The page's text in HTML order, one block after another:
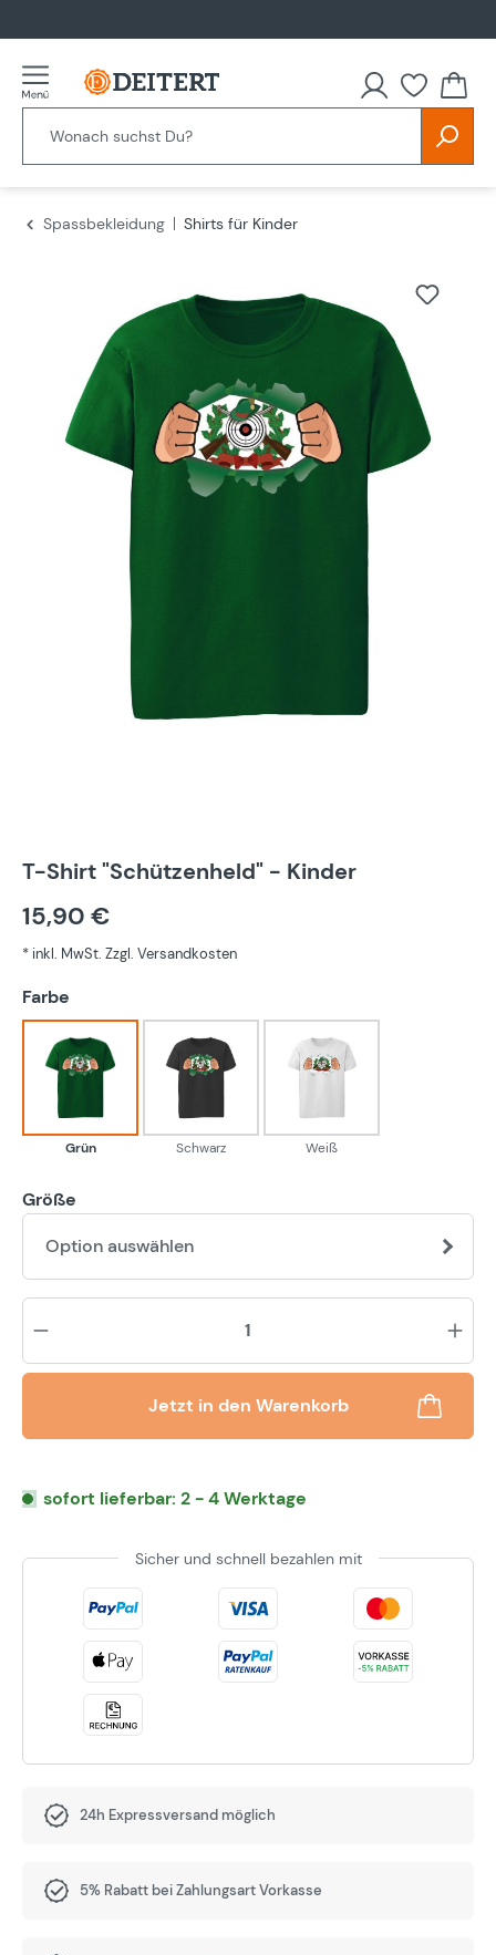
Spassbekleidung
Shirts für Kinder
T-Shirt "Schützenheld" - Kinder
15,90 €
* inkl. MwSt. Zzgl. Versandkosten
Farbe
Grün Schwarz Weiß
Größe
Option auswählen
Jetzt in den Warenkorb
sofort lieferbar: 2 - 4 Werktage
Sicher und schnell bezahlen mit
24h Expressversand möglich
5% Rabatt bei Zahlungsart Vorkasse